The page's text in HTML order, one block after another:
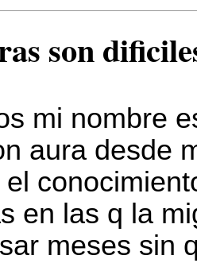
son
mi nombre
aura desde
el
en las q la
meses sin